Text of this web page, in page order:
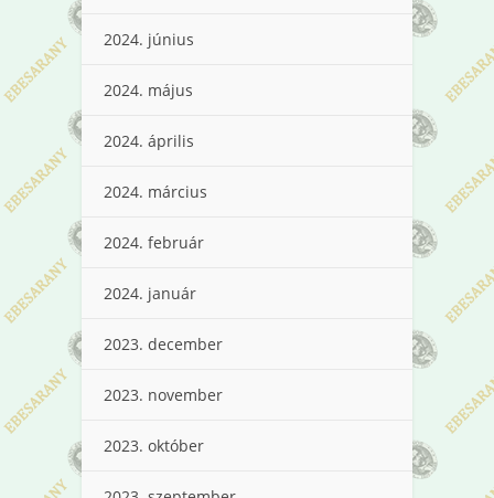
2024. június
2024. május
2024. április
2024. március
2024. február
2024. január
2023. december
2023. november
2023. október